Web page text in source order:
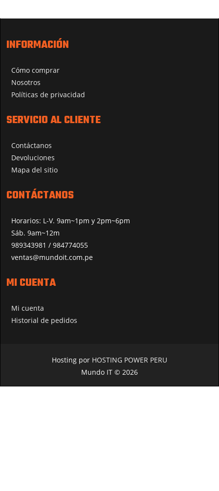
INFORMACIÓN
Cómo comprar
Nosotros
Políticas de privacidad
SERVICIO AL CLIENTE
Contáctanos
Devoluciones
Mapa del sitio
CONTÁCTANOS
Horarios: L-V. 9am~1pm y 2pm~6pm
Sáb. 9am~12m
989343981 / 984774055
ventas@mundoit.com.pe
MI CUENTA
Mi cuenta
Historial de pedidos
Hosting por HOSTING POWER PERU
Mundo IT © 2026